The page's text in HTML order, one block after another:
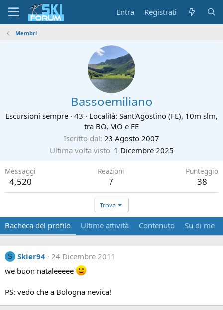
Entra Registrati
Membri
Bassoemiliano
Escursioni sempre · 43 · Località: Sant'Agostino (FE), 10m slm,
tra BO, MO e FE
Iscritto dal 23 Agosto 2007
Ultima volta visto 1 Dicembre 2025
Messaggi
4,520
Reazioni
7
Punteggio
38
Trova
Bacheca del profilo Ultime attività Contenuto Su di me
S Skier94 24 Dicembre 2011
we buon nataleeeee
PS: vedo che a Bologna nevica!